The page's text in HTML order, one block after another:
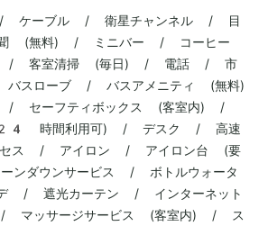
ーブル / 衛星チャンネル / 目
(無料) / ミニバー / コーヒー
/ 客室清掃 (毎日) / 電話 / 市
スローブ / バスアメニティ (無料)
/ セーフティボックス (客室内) /
(24 時間利用可) / デスク / 高速
クセス / アイロン / アイロン台 (要
ンダウンサービス / ボトルウォータ
遮光カーテン / インターネット
マッサージサービス (客室内) / ス